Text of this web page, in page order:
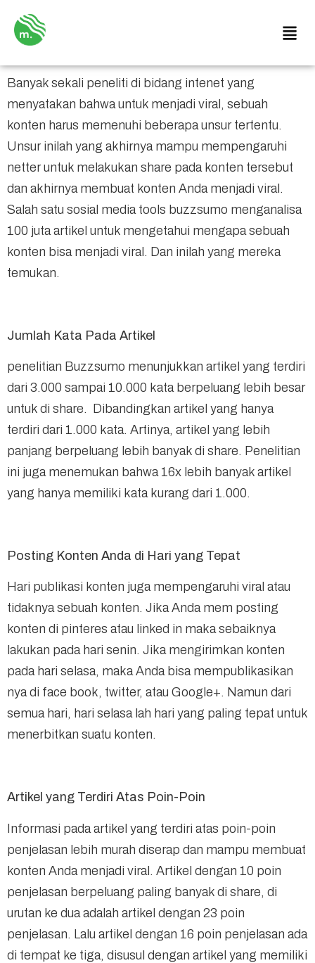
Banyak sekali peneliti di bidang intenet yang
menyatakan bahwa untuk menjadi viral, sebuah
konten harus memenuhi beberapa unsur tertentu.
Unsur inilah yang akhirnya mampu mempengaruhi
netter untuk melakukan share pada konten tersebut
dan akhirnya membuat konten Anda menjadi viral.
Salah satu sosial media tools buzzsumo menganalisa
100 juta artikel untuk mengetahui mengapa sebuah
konten bisa menjadi viral. Dan inilah yang mereka
temukan.
Jumlah Kata Pada Artikel
penelitian Buzzsumo menunjukkan artikel yang terdiri
dari 3.000 sampai 10.000 kata berpeluang lebih besar
untuk di share. Dibandingkan artikel yang hanya
terdiri dari 1.000 kata. Artinya, artikel yang lebih
panjang berpeluang lebih banyak di share. Penelitian
ini juga menemukan bahwa 16x lebih banyak artikel
yang hanya memiliki kata kurang dari 1.000.
Posting Konten Anda di Hari yang Tepat
Hari publikasi konten juga mempengaruhi viral atau
tidaknya sebuah konten. Jika Anda mem posting
konten di pinteres atau linked in maka sebaiknya
lakukan pada hari senin. Jika mengirimkan konten
pada hari selasa, maka Anda bisa mempublikasikan
nya di face book, twitter, atau Google+. Namun dari
semua hari, hari selasa lah hari yang paling tepat untuk
menerbitkan suatu konten.
Artikel yang Terdiri Atas Poin-Poin
Informasi pada artikel yang terdiri atas poin-poin
penjelasan lebih murah diserap dan mampu membuat
konten Anda menjadi viral. Artikel dengan 10 poin
penjelasan berpeluang paling banyak di share, di
urutan ke dua adalah artikel dengan 23 poin
penjelasan. Lalu artikel dengan 16 poin penjelasan ada
di tempat ke tiga, disusul dengan artikel yang memiliki